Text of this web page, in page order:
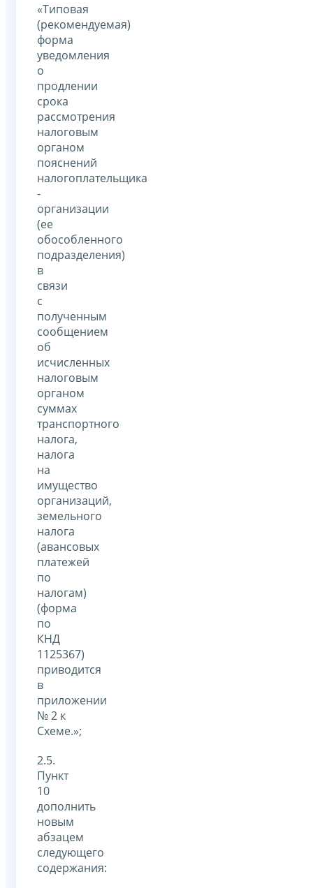
«Типовая
(рекомендуемая)
форма
уведомления
о
продлении
срока
рассмотрения
налоговым
органом
пояснений
налогоплательщика
-
организации
(ее
обособленного
подразделения)
в
связи
с
полученным
сообщением
об
исчисленных
налоговым
органом
суммах
транспортного
налога,
налога
на
имущество
организаций,
земельного
налога
(авансовых
платежей
по
налогам)
(форма
по
КНД
1125367)
приводится
в
приложении
№ 2 к
Схеме.»;
2.5.
Пункт
10
дополнить
новым
абзацем
следующего
содержания: